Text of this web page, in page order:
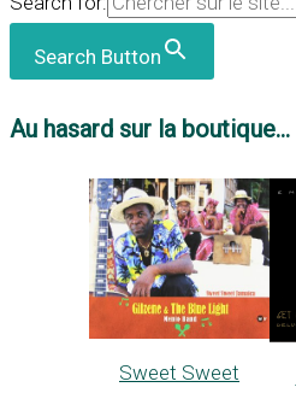
Search Button
Au hasard sur la boutique...
Sweet Sweet